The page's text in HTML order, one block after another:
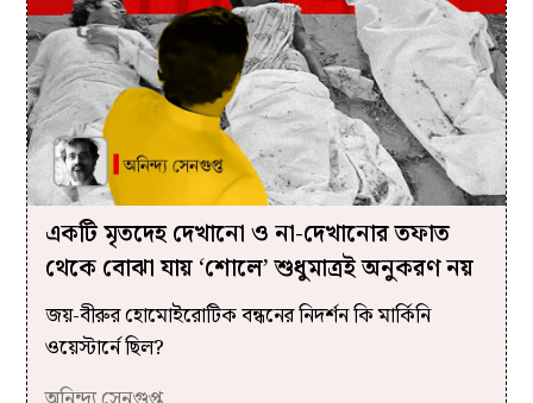
একটি মৃতদেহ দেখানো ও না-দেখানোর তফাত
থেকে বোঝা যায় ‘শোলে’ শুধুমাত্রই অনুকরণ নয়
জয়-বীরুর হোমোইরোটিক বন্ধনের নিদর্শন কি মার্কিনি
ওয়েস্টার্নে ছিল?